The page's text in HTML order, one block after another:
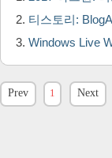
티스토리:
Windows Live
Prev 1 Next